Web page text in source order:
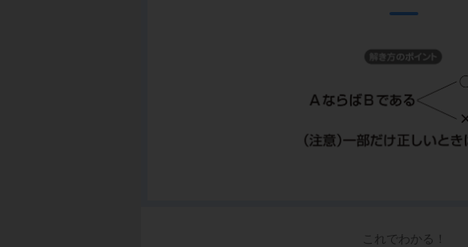
これでわかる！